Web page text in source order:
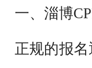
一、淄博
正规的报